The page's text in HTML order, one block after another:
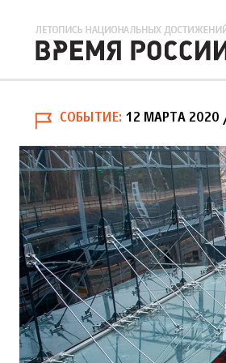
СОБЫТИЕ 12 МАРТА 2020